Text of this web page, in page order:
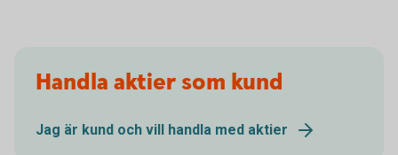
Handla aktier som kund
Jag är kund och vill handla med aktier